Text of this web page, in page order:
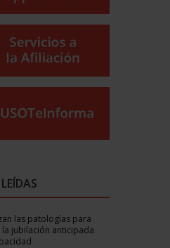
las patologías para
la jubilación anticipada